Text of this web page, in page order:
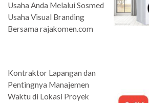
Usaha Anda Melalui Sosmed
Usaha Visual Branding
Bersama rajakomen.com
Kontraktor Lapangan dan
Pentingnya Manajemen
Waktu di Lokasi Proyek